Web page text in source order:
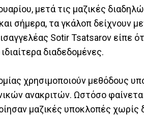
μετά τις μαζικές
σήμερα, τα γκάλοπ δείχνουν
Sotir Tsatsarov είπε
διαδεδομένες.
χρησιμοποιούν μεθόδους
ανακριτών. Ωστόσο
μαζικές υποκλοπές χωρίς